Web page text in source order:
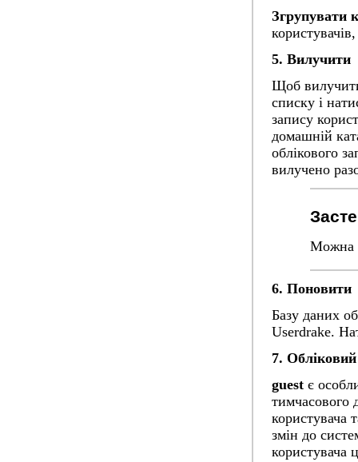
Згрупувати
5. Вилучити
Щоб
списку і
запису
домашній
облікового
вилучено
Можна
6. Поновити
Базу даних
Userdrake.
7.
guest є
тимчасового
користувача
змін до
користувача